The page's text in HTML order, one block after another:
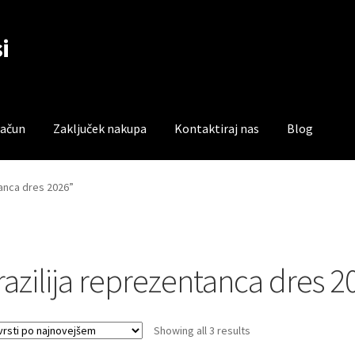
Zaključek nakupa Kontaktiraj nas Blog
Trgovina Zaključek nakupa
dres 2026”
reprezentanca dres
Showing all 3 resultsSorted